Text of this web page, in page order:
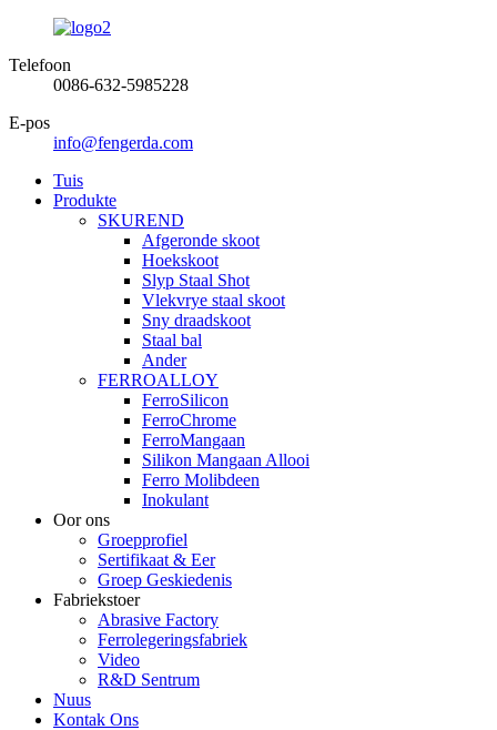
Telefoon
0086-632-5985228
E-pos
info@fengerda.com
Tuis
Produkte
SKUREND
Afgeronde skoot
Hoekskoot
Slyp Staal Shot
Vlekvrye staal skoot
Sny draadskoot
Staal bal
Ander
FERROALLOY
FerroSilicon
FerroChrome
FerroMangaan
Silikon Mangaan Allooi
Ferro Molibdeen
Inokulant
Oor ons
Groepprofiel
Sertifikaat & Eer
Groep Geskiedenis
Fabriekstoer
Abrasive Factory
Ferrolegeringsfabriek
Video
R&D Sentrum
Nuus
Kontak Ons